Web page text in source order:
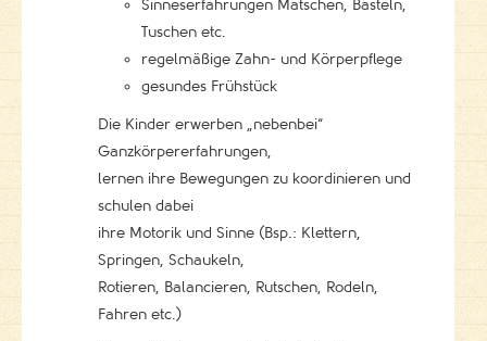
Sinneserfahrungen Matschen, Basteln,
Tuschen etc.
regelmäßige Zahn- und Körperpflege
gesundes Frühstück
Die Kinder erwerben „nebenbei“
Ganzkörpererfahrungen,
lernen ihre Bewegungen zu koordinieren und
schulen dabei
ihre Motorik und Sinne (Bsp.: Klettern,
Springen, Schaukeln,
Rotieren, Balancieren, Rutschen, Rodeln,
Fahren etc.)